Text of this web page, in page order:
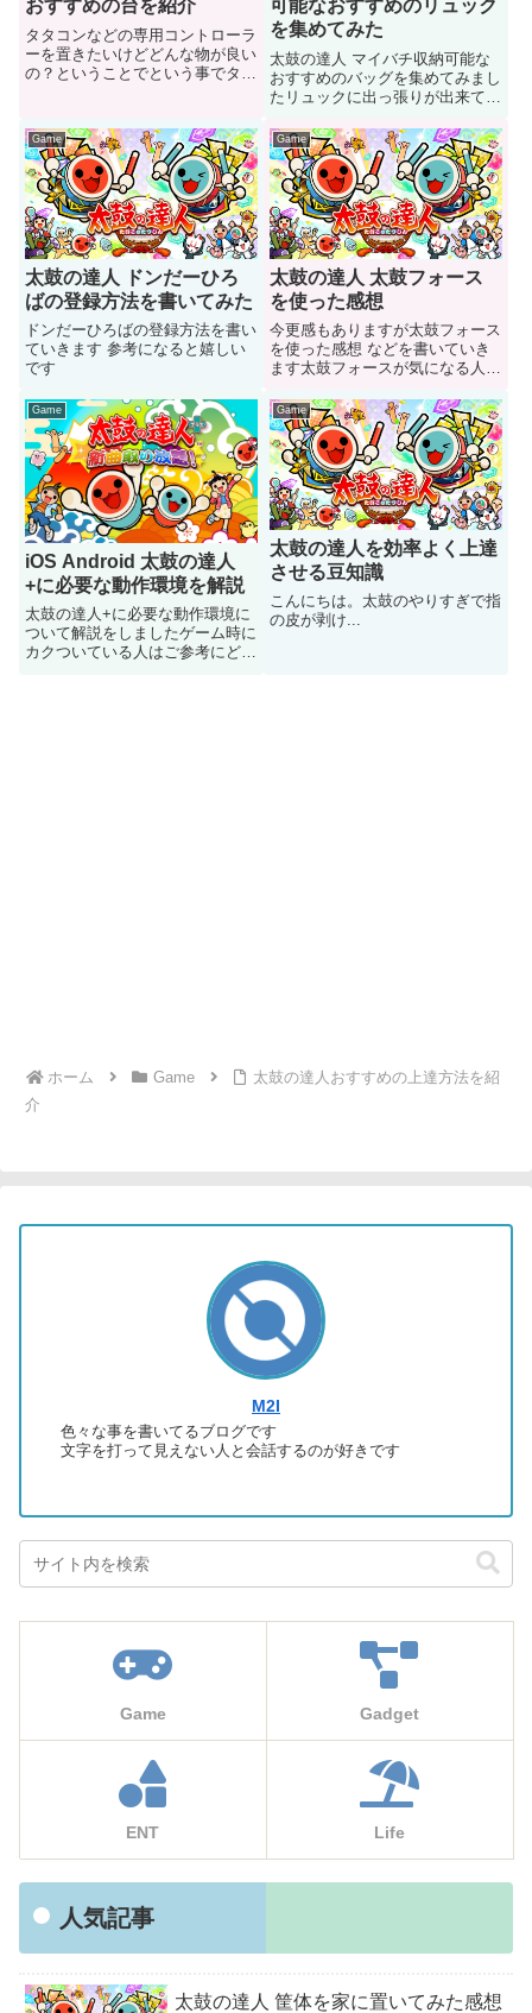
おすすめの台を紹介
タタコンなどの専用コントローラ
ーを置きたいけどどんな物が良い
の？ということでという事でタタ
可能なおすすめのリュック
を集めてみた
太鼓の達人 マイバチ収納可能な
おすすめのバッグを集めてみまし
たリュックに出っ張りが出来てい
る人は是非見て下さい
Game
太鼓の達人 ドンだーひろ
ばの登録方法を書いてみた
ドンだーひろばの登録方法を書い
ていきます 参考になると嬉しい
です
Game
太鼓の達人 太鼓フォース
を使った感想
今更感もありますが太鼓フォース
を使った感想 などを書いていき
ます太鼓フォースが気になる人は
Game
iOS Android 太鼓の達人
+に必要な動作環境を解説
太鼓の達人+に必要な動作環境に
ついて解説をしましたゲーム時に
カクついている人はご参考にどう
Game
太鼓の達人を効率よく上達
させる豆知識
こんにちは。太鼓のやりすぎで指
の皮が剥け...
ホーム Game
太鼓の達人おすすめの上達方法を紹
介
M2I
色々な事を書いてるブログです
文字を打って見えない人と会話するのが好きです
Game Gadget
ENT Life
人気記事
太鼓の達人 筐体を家に置いてみた感想